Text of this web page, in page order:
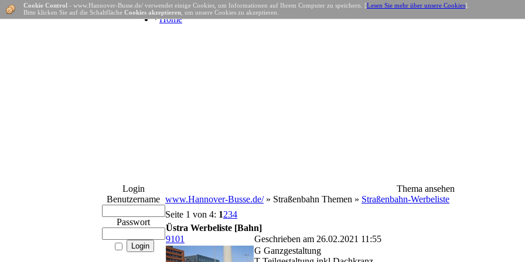
· Home
Login
Benutzername
Passwort
Cookie Control - www.Hannover-Busse.de/ verwendet einige Cookies, um Informationen auf Ihrem Computer zu speichern. [Lesen Sie mehr über unsere Cookies].
Bitte klicken Sie auf die Schaltfläche Cookies akzeptieren , um unsere Cookies zu akzeptieren.
Thema ansehen
www.Hannover-Busse.de/» Straßenbahn Themen » Straßenbahn-Werbeliste
Seite 1 von 4: 1234
Üstra Werbeliste [Bahn]
9101
Geschrieben am 26.02.2021 11:55
G Ganzgestaltung